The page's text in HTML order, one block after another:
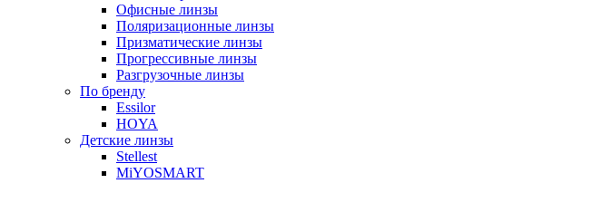
Офисные линзы
Поляризационные линзы
Призматические линзы
Прогрессивные линзы
Разгрузочные линзы
По бренду
Essilor
HOYA
Детские линзы
Stellest
MiYOSMART